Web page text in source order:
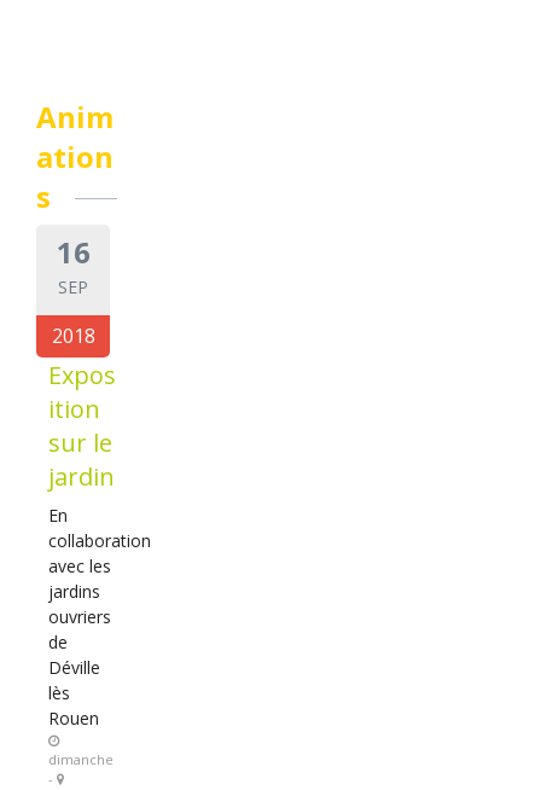
Anim
ation
s
16
SEP
2018
Expos
ition
sur le
jardin
En
collaboration
avec les
jardins
ouvriers
de
Déville
lès
Rouen
dimanche
-